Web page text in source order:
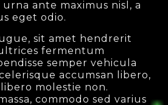
ante maximus nisl, a
eget odio.
sit amet hendrerit
fermentum
semper vehicula
accumsan libero,
molestie non.
commodo sed varius